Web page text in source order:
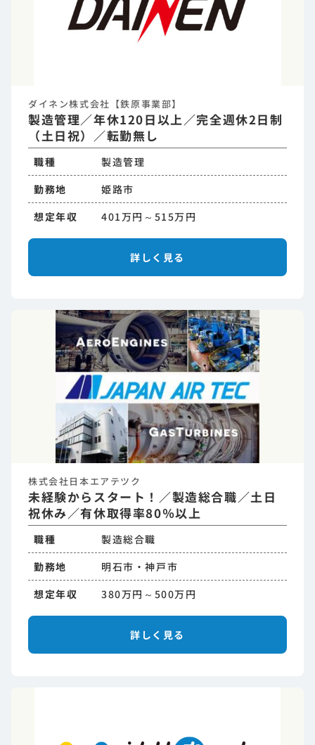
ダイネン株式会社【鉄原事業部】
製造管理／年休120日以上／完全週休2日制
（土日祝）／転勤無し
職種
製造管理
勤務地
姫路市
想定年収
401万円～515万円
詳しく見る
株式会社日本エアテツク
未経験からスタート！／製造総合職／土日
祝休み／有休取得率80％以上
職種
製造総合職
勤務地
明石市・神戸市
想定年収
380万円～500万円
詳しく見る